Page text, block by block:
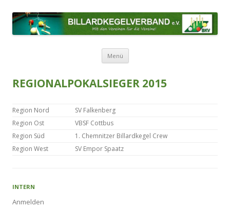
Menü Zum Inhalt springen
REGIONALPOKALSIEGER 2015
Region Nord
SV Falkenberg
Region Ost
VBSF Cottbus
Region Süd
1. Chemnitzer Billardkegel Crew
Region West
SV Empor Spaatz
INTERN
Anmelden